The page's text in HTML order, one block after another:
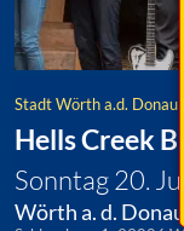
Stadt Wörth a.d. Donau
Hells Creek
Sonntag 20.
Wörth a. d.